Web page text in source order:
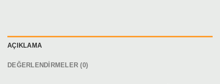
AÇIKLAMA
DEĞERLENDIRMELER (0)